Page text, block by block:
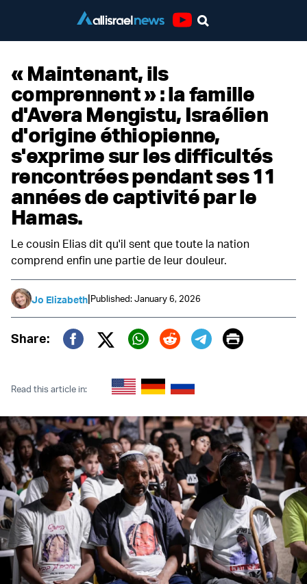
« Maintenant, ils
comprennent » : la famille
d'Avera Mengistu, Israélien
d'origine éthiopienne,
s'exprime sur les difficultés
rencontrées pendant ses 11
années de captivité par le
Hamas.
Le cousin Elias dit qu'il sent que toute la nation
comprend enfin une partie de leur douleur.
Jo Elizabeth|Published: January 6, 2026
Share:
Twitter (X)
Print
Read this article in: